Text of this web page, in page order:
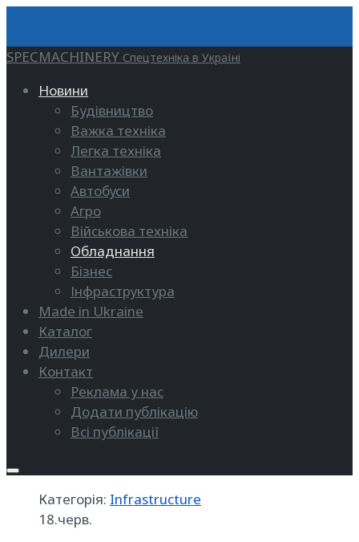
SPECMACHINERY Спецтехніка в Україні
Новини
Будівництво
Важка техніка
Легка техніка
Вантажівки
Автобуси
Агро
Військова техніка
Обладнання
Бізнес
Інфраструктура
Made in Ukraine
Каталог
Дилери
Контакт
Реклама у нас
Додати публікацію
Всі публікації
Категорія: Infrastructure
18.черв.